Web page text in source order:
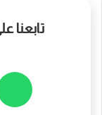
تابعنا